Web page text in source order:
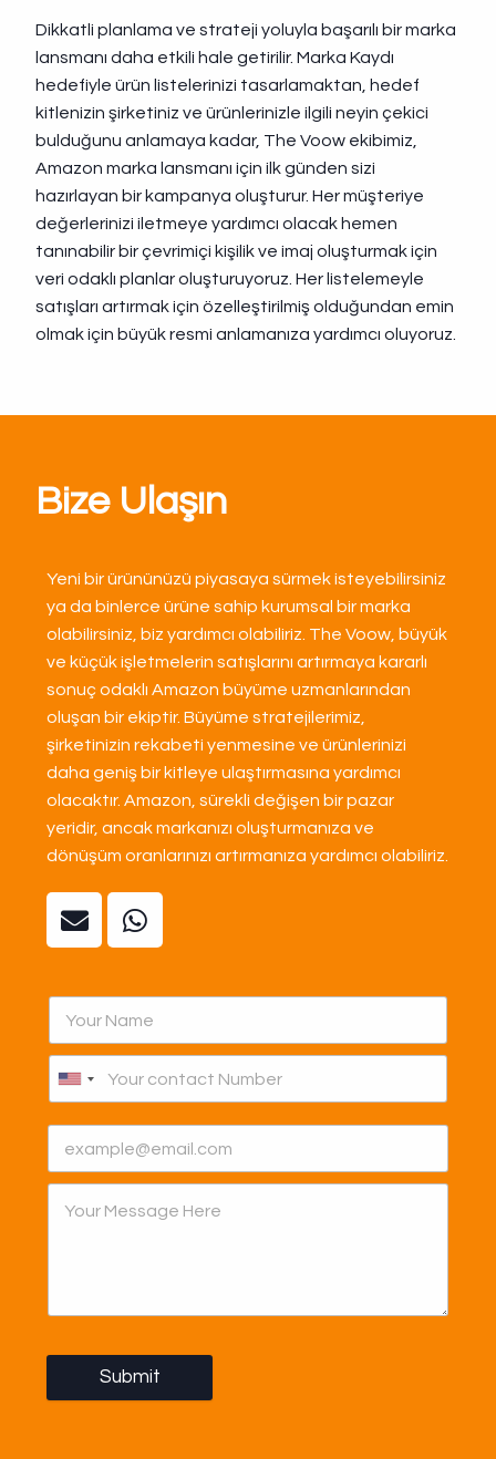
Dikkatli planlama ve strateji yoluyla başarılı bir marka
lansmanı daha etkili hale getirilir. Marka Kaydı
hedefiyle ürün listelerinizi tasarlamaktan, hedef
kitlenizin şirketiniz ve ürünlerinizle ilgili neyin çekici
bulduğunu anlamaya kadar, The Voow ekibimiz,
Amazon marka lansmanı için ilk günden sizi
hazırlayan bir kampanya oluşturur. Her müşteriye
değerlerinizi iletmeye yardımcı olacak hemen
tanınabilir bir çevrimiçi kişilik ve imaj oluşturmak için
veri odaklı planlar oluşturuyoruz. Her listelemeyle
satışları artırmak için özelleştirilmiş olduğundan emin
olmak için büyük resmi anlamanıza yardımcı oluyoruz.
Bize Ulaşın
Yeni bir ürününüzü piyasaya sürmek isteyebilirsiniz
ya da binlerce ürüne sahip kurumsal bir marka
olabilirsiniz, biz yardımcı olabiliriz. The Voow, büyük
ve küçük işletmelerin satışlarını artırmaya kararlı
sonuç odaklı Amazon büyüme uzmanlarından
oluşan bir ekiptir. Büyüme stratejilerimiz,
şirketinizin rekabeti yenmesine ve ürünlerinizi
daha geniş bir kitleye ulaştırmasına yardımcı
olacaktır. Amazon, sürekli değişen bir pazar
yeridir, ancak markanızı oluşturmanıza ve
dönüşüm oranlarınızı artırmanıza yardımcı olabiliriz.
Submit